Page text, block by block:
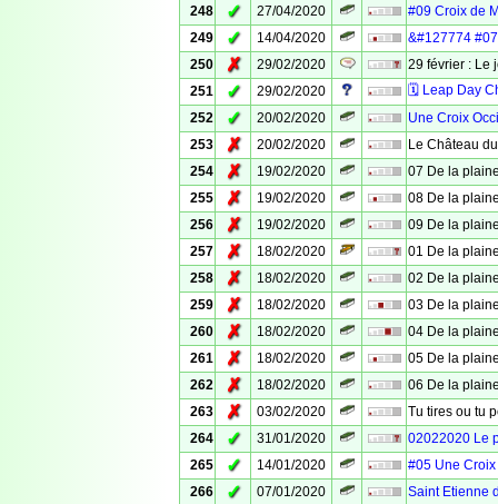
248
✓ 27/04/2020
#09 Croix de
249
✓ 14/04/2020
&#127774
250
✗ 29/02/2020
29 février : Le
251
✓ 29/02/2020
🗓 Leap Day
252
✓ 20/02/2020
Une Croix
253
✗ 20/02/2020
Le Château
254
✗ 19/02/2020
07 De la
255
✗ 19/02/2020
08 De la
256
✗ 19/02/2020
09 De la
257
✗ 18/02/2020
01 De la
258
✗ 18/02/2020
02 De la
259
✗ 18/02/2020
03 De la
260
✗ 18/02/2020
04 De la
261
✗ 18/02/2020
05 De la
262
✗ 18/02/2020
06 De la
263
✗ 03/02/2020
Tu tires ou tu
264
✓ 31/01/2020
02022020 Le
265
✓ 14/01/2020
#05 Une Croix
266
✓ 07/01/2020
Saint Etienne